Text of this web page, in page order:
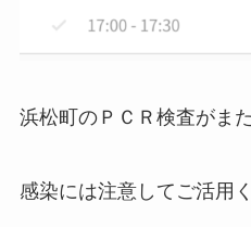
浜松町のＰＣＲ検査がま
感染には注意してご活用